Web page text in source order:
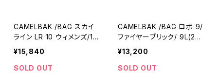
CAMELBAK /BAG スカイ
ライン LR 10 ウィメンズ/10
L(3L)/014008-01/キャメル
バック
¥15,840
SOLD OUT
CAMELBAK /BAG ロボ 9/
ファイヤーブリック/ 9L(2
L)/013991-01/キャメルバッ
¥13,200
SOLD OUT